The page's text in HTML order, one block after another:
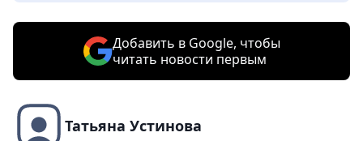
Добавить в Google, чтобы
читать новости первым
Татьяна Устинова